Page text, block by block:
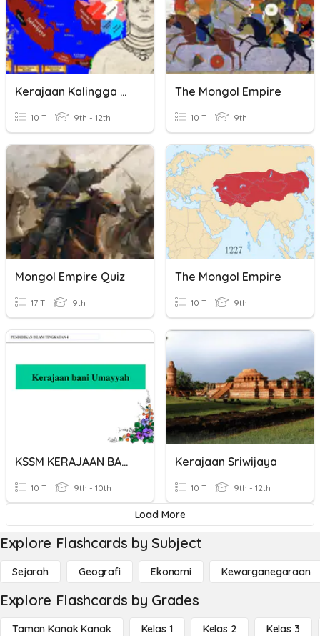
Kerajaan Kalingga Dan Sriwijaya
10 T 9th - 12th
The Mongol Empire
10 T 9th
Mongol Empire Quiz
17 T 9th
The Mongol Empire
10 T 9th
KSSM KERAJAAN BANI UMAYYAH
10 T 9th - 10th
Kerajaan Sriwijaya
10 T 9th - 12th
Load More
Explore Flashcards by Subject
Sejarah Geografi Ekonomi Kewarganegaraan
Explore Flashcards by Grades
Taman Kanak Kanak Kelas 1 Kelas 2 Kelas 3